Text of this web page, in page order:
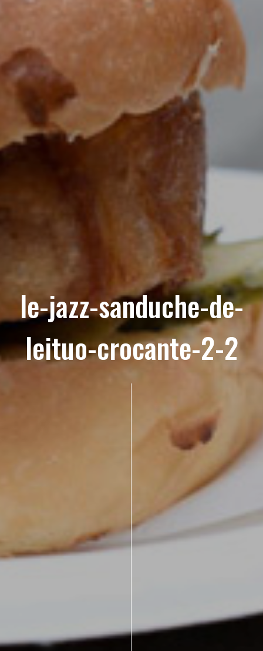
le-jazz-sanduche-de-
leituo-crocante-2-2